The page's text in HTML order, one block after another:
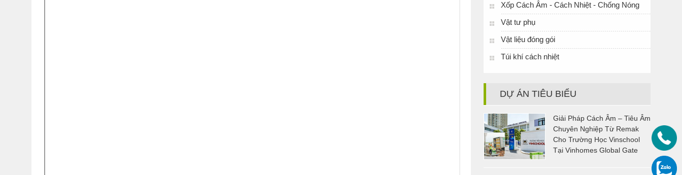
Xốp Cách Âm - Cách Nhiệt - Chống Nóng
Vật tư phụ
Vật liệu đóng gói
Túi khí cách nhiệt
DỰ ÁN TIÊU BIỂU
Giải Pháp Cách Âm – Tiêu Âm
Chuyên Nghiệp Từ Remak
Cho Trường Học Vinschool
Tại Vinhomes Global Gate